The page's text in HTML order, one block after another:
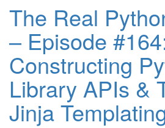
The Real
– Episode
Constructing
Library APIs &
Jinja